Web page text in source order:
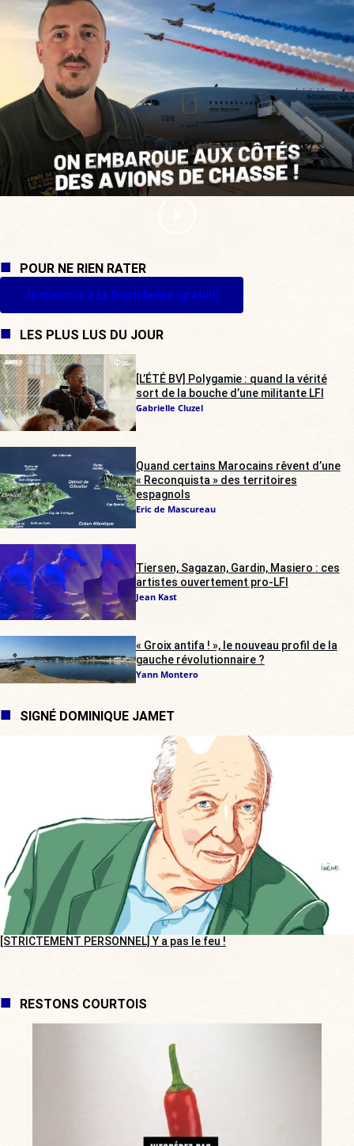
POUR NE RIEN RATER
Je m'inscris à La Quotidienne (gratuit)
LES PLUS LUS DU JOUR
[L’ÉTÉ BV] Polygamie : quand la vérité
sort de la bouche d’une militante LFI
Gabrielle Cluzel
Quand certains Marocains rêvent d’une
« Reconquista » des territoires
espagnols
Eric de Mascureau
Tiersen, Sagazan, Gardin, Masiero : ces
artistes ouvertement pro-LFI
Jean Kast
« Groix antifa ! », le nouveau profil de la
gauche révolutionnaire ?
Yann Montero
SIGNÉ DOMINIQUE JAMET
[STRICTEMENT PERSONNEL] Y a pas le feu !
RESTONS COURTOIS